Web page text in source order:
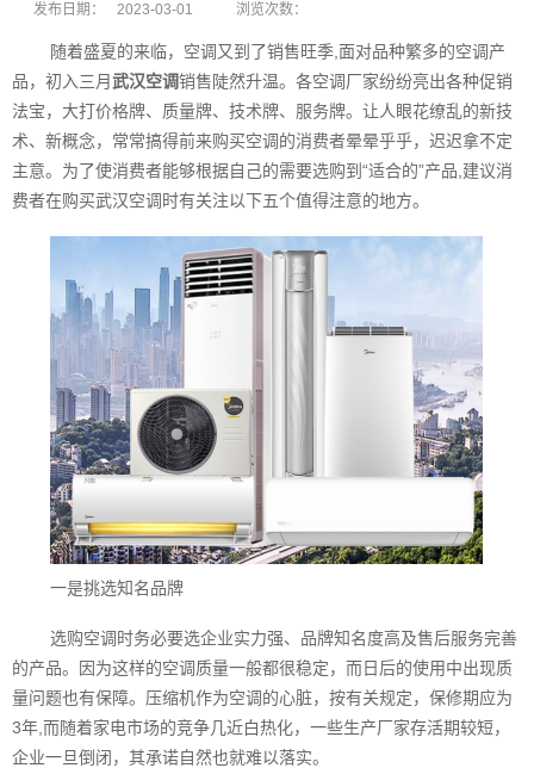
发布日期： 2023-03-01 浏览次数：
随着盛夏的来临，空调又到了销售旺季,面对品种繁多的空调产
品，初入三月武汉空调‍销售陡然升温。各空调厂家纷纷亮出各种促销
法宝，大打价格牌、质量牌、技术牌、服务牌。让人眼花缭乱的新技
术、新概念，常常搞得前来购买空调的消费者晕晕乎乎，迟迟拿不定
主意。为了使消费者能够根据自己的需要选购到“适合的”产品,建议消
费者在购买武汉空调‍时有关注以下五个值得注意的地方。
一是挑选知名品牌
选购空调时务必要选企业实力强、品牌知名度高及售后服务完善
的产品。因为这样的空调质量一般都很稳定，而日后的使用中出现质
量问题也有保障。压缩机作为空调的心脏，按有关规定，保修期应为
3年,而随着家电市场的竞争几近白热化，一些生产厂家存活期较短，
企业一旦倒闭，其承诺自然也就难以落实。